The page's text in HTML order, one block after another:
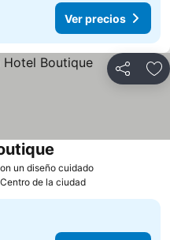
Ver precios
Compartir
un diseño cuidado
de la ciudad